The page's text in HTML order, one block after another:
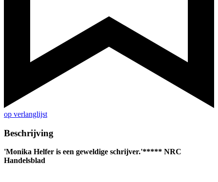
op verlanglijst
Beschrijving
'Monika Helfer is een geweldige schrijver.'***** NRC
Handelsblad